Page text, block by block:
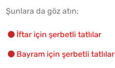
Şunlara da göz atın;
İftar için şerbetli tatlılar
Bayram için şerbetli tatlılar